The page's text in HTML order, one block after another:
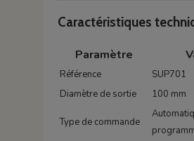
Caractéristiques
Paramètre
Référence
SUP701
Diamètre de sortie
100 mm
Type de commande